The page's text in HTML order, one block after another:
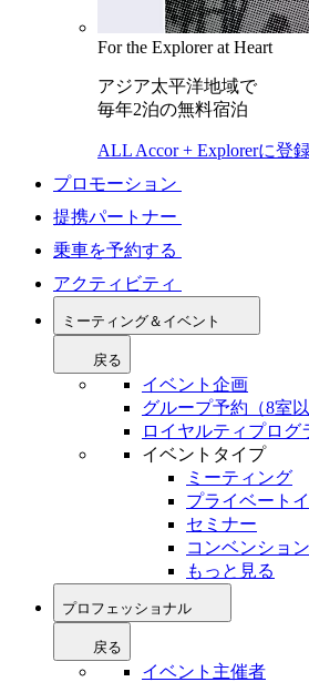
For the Explorer at Heart
アジア太平洋地域で
毎年2泊の無料宿泊
ALL Accor + Explorerに登
プロモーション
提携パートナー
乗車を予約する
アクティビティ
ミーティング＆イベント
戻る
イベント企画
グループ予約（8室以
ロイヤルティプログ
イベントタイプ
ミーティング
プライベート
セミナー
コンベンション
もっと見る
プロフェッショナル
戻る
イベント主催者